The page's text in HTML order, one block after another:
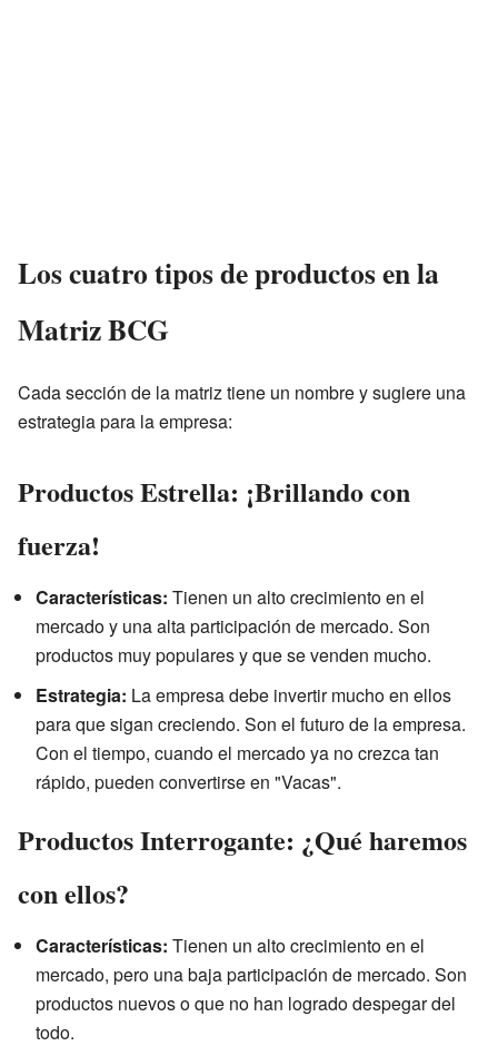
Los cuatro tipos de productos en la
Matriz BCG
Cada sección de la matriz tiene un nombre y sugiere una
estrategia para la empresa:
Productos Estrella: ¡Brillando con
fuerza!
Características: Tienen un alto crecimiento en el
mercado y una alta participación de mercado. Son
productos muy populares y que se venden mucho.
Estrategia: La empresa debe invertir mucho en ellos
para que sigan creciendo. Son el futuro de la empresa.
Con el tiempo, cuando el mercado ya no crezca tan
rápido, pueden convertirse en "Vacas".
Productos Interrogante: ¿Qué haremos
con ellos?
Características: Tienen un alto crecimiento en el
mercado, pero una baja participación de mercado. Son
productos nuevos o que no han logrado despegar del
todo.